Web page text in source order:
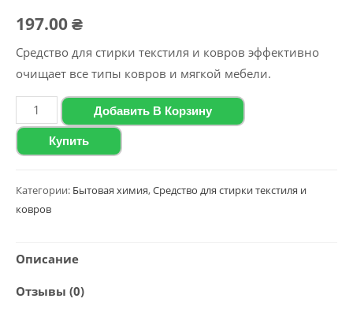
197.00₴
Средство для стирки текстиля и ковров эффективно
очищает все типы ковров и мягкой мебели.
Количество
товара
Средство
стирки
текстиля
ковров
Polyclean
Добавить В Корзину
Купить
Категории: Бытовая химия,Средство для стирки текстиля и
ковров
Описание
Отзывы (0)